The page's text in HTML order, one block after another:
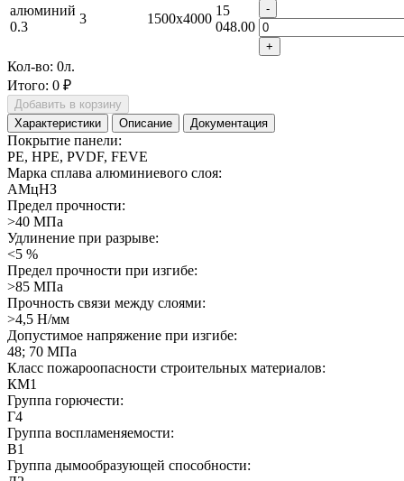
алюминий
0.3
3 1500x4000
15
048.00
-
+
Кол-во: 0л.
Итого: 0 ₽
Добавить в корзину
Характеристики
Описание Документация
Покрытие панели:
PE, HPE, PVDF, FEVE
Марка сплава алюминиевого слоя:
АМцНЗ
Предел прочности:
>40 МПа
Удлинение при разрыве:
<5 %
Предел прочности при изгибе:
>85 МПа
Прочность связи между слоями:
>4,5 Н/мм
Допустимое напряжение при изгибе:
48; 70 МПа
Класс пожароопасности строительных материалов:
КМ1
Группа горючести:
Г4
Группа воспламеняемости:
В1
Группа дымообразующей способности: